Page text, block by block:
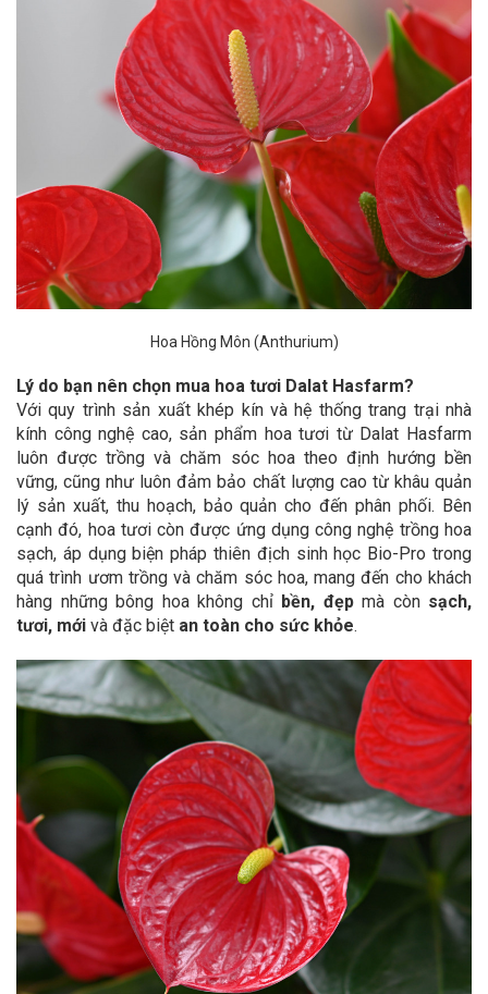
Hoa Hồng Môn (Anthurium)
Lý do bạn nên chọn mua hoa tươi Dalat Hasfarm?
Với quy trình sản xuất khép kín và hệ thống trang trại nhà
kính công nghệ cao, sản phẩm hoa tươi từ Dalat Hasfarm
luôn được trồng và chăm sóc hoa theo định hướng bền
vững, cũng như luôn đảm bảo chất lượng cao từ khâu quản
lý sản xuất, thu hoạch, bảo quản cho đến phân phối. Bên
cạnh đó, hoa tươi còn được ứng dụng công nghệ trồng hoa
sạch, áp dụng biện pháp thiên địch sinh học Bio-Pro trong
quá trình ươm trồng và chăm sóc hoa, mang đến cho khách
hàng những bông hoa không chỉ bền, đẹpmà còn sạch,
tươi, mới và đặc biệt an toàn cho sức khỏe.